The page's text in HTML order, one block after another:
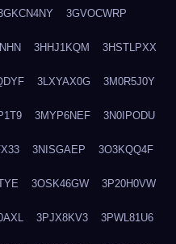
3GVOCWRP
3HHJ1KQM 3HSTLPXX
3LXYAX0G 3M0R5J0Y
3MYP6NEF 3N0IPODU
3NISGAEP 3O3KQQ4F
3OSK46GW 3P20H0VW
3PJX8KV3 3PWL81U6